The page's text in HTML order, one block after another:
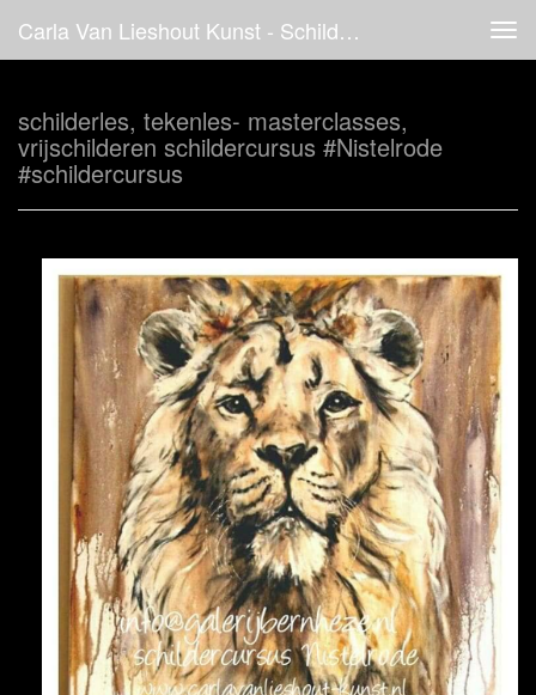
Carla Van Lieshout Kunst - Schilderles, Tekenles- Masterclasses, Vrijschilderen Schildercursus #Nistelrode #schildercursus
schilderles, tekenles- masterclasses,
vrijschilderen schildercursus #Nistelrode
#schildercursus